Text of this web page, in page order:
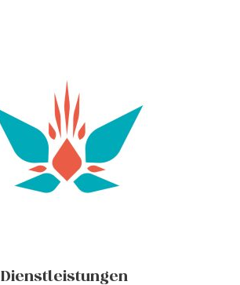
Dienstleistungen